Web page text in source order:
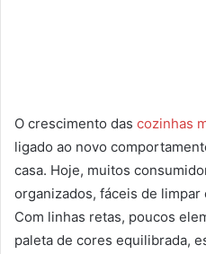
O crescimento das cozinhas
ligado ao novo
casa. Hoje, muitos
organizados, fáceis de
Com linhas retas, poucos
paleta de cores equilibrada,